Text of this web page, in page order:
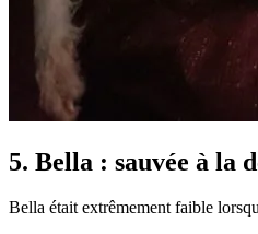
5. Bella : sauvée à la
Bella était extrêmement faible